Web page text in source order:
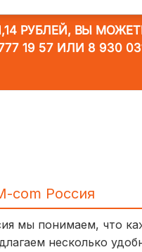
РУБЛЕЙ, ВЫ
19 57ИЛИ 8 930
com Россия
мы понимаем, что
несколько